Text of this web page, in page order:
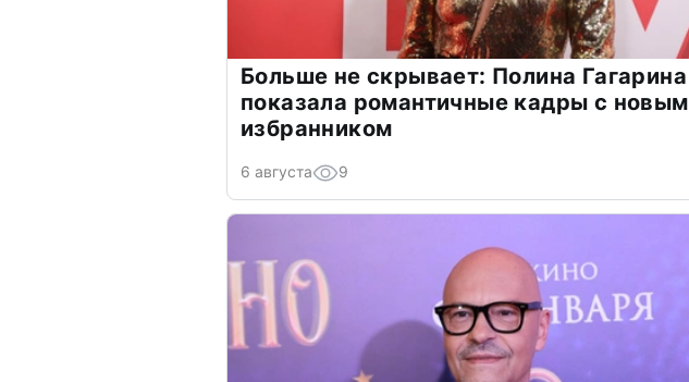
Больше не скрывает: Полина Гагарина
показала романтичные кадры с новым
избранником
6 августа 9